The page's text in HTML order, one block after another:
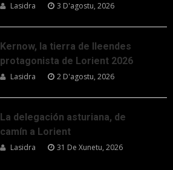
Lasidra 3 D'agostu, 2026
Kernow, la tierra de lleendes
protagonista de Lorient 2026
Lasidra 2 D'agostu, 2026
La delegación asturiana, de
camín a Lorient
Lasidra 31 De Xunetu, 2026